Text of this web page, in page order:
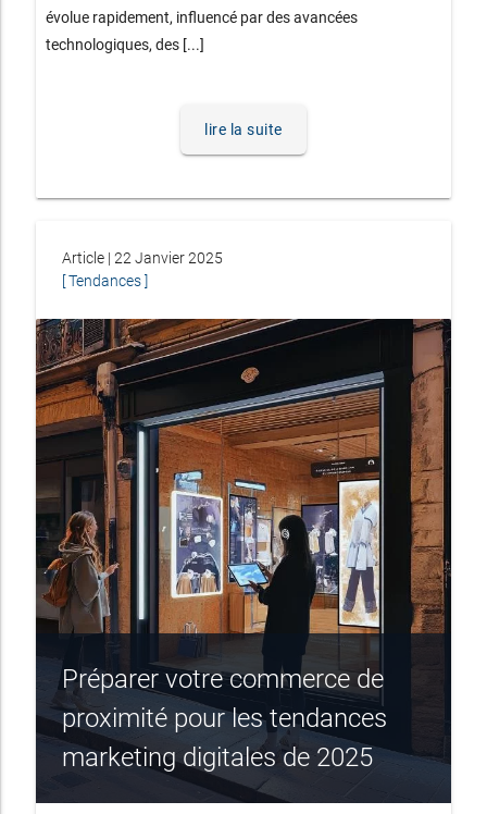
évolue rapidement, influencé par des avancées
technologiques, des [...]
lire la suite
Article | 22 Janvier 2025
[ Tendances ]
Préparer votre commerce de
proximité pour les tendances
marketing digitales de 2025